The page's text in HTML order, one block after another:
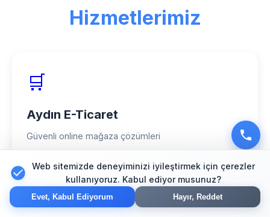
güvenilir partner olarak hizmet
veriyoruz.Hizmetlerimiz
🛒
Aydın E-Ticaret
Güvenli online mağaza çözümleri
🔍
Web sitemizde deneyiminizi iyileştirmek için çerezler
kullanıyoruz. Kabul ediyor musunuz?
Evet, Kabul Ediyorum Hayır, Reddet